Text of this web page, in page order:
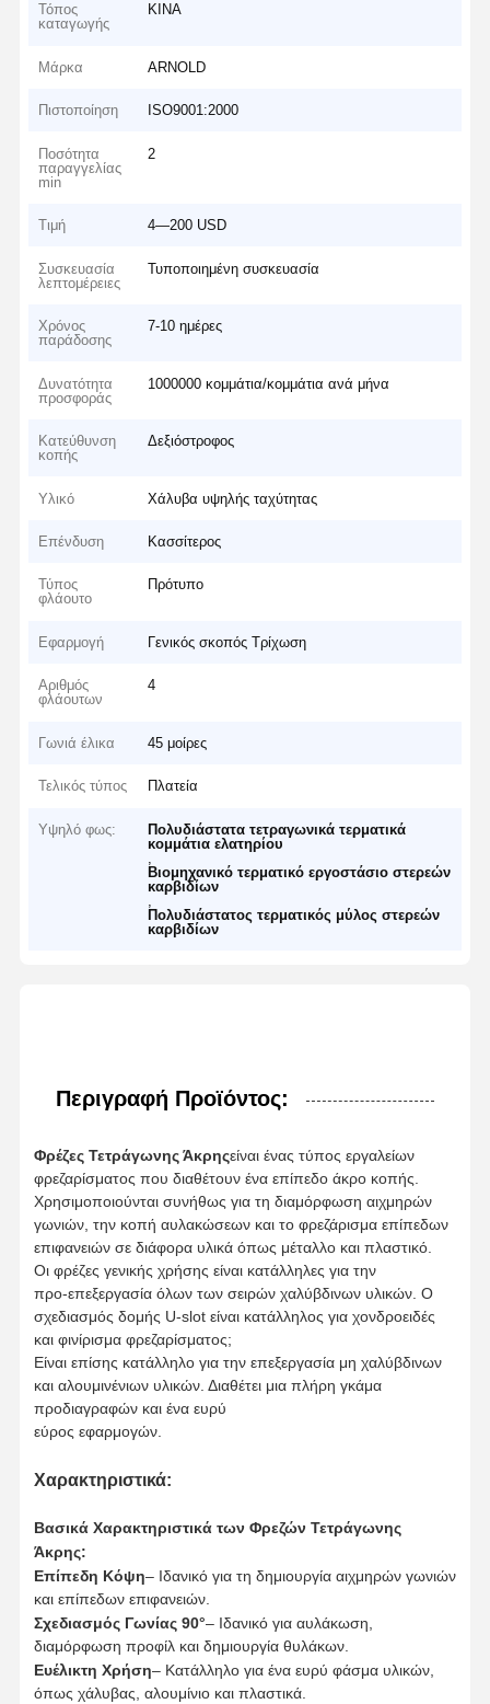
Αρχική
Σελίδα
Προϊόντα
Σχετικά Με
Στο
Τόπος
καταγωγής
ΚΙΝΑ
Μάρκα ARNOLD
Πιστοποίηση ISO9001:2000
Ποσότητα
παραγγελίας
min
2
Τιμή 4—200 USD
Συσκευασία
λεπτομέρειες
Τυποποιημένη συσκευασία
Χρόνος
παράδοσης
7-10 ημέρες
Δυνατότητα
προσφοράς
1000000 κομμάτια/κομμάτια ανά μήνα
Κατεύθυνση
κοπής
Δεξιόστροφος
Υλικό Χάλυβα υψηλής ταχύτητας
Επένδυση Κασσίτερος
Τύπος
φλάουτο
Πρότυπο
Εφαρμογή Γενικός σκοπός Τρίχωση
Αριθμός
φλάουτων
4
Γωνιά έλικα 45 μοίρες
Τελικός τύπος Πλατεία
Υψηλό φως:
Πολυδιάστατα τετραγωνικά τερματικά
κομμάτια ελατηρίου
Βιομηχανικό τερματικό εργοστάσιο στερεών
καρβιδίων
Πολυδιάστατος τερματικός μύλος στερεών
καρβιδίων
Περιγραφή Προϊόντος:
Φρέζες Τετράγωνης Άκρηςείναι ένας τύπος εργαλείων
φρεζαρίσματος που διαθέτουν ένα επίπεδο άκρο κοπής.
Χρησιμοποιούνται συνήθως για τη διαμόρφωση αιχμηρών
γωνιών, την κοπή αυλακώσεων και το φρεζάρισμα επίπεδων
επιφανειών σε διάφορα υλικά όπως μέταλλο και πλαστικό.
Οι φρέζες γενικής χρήσης είναι κατάλληλες για την
προ-επεξεργασία όλων των σειρών χαλύβδινων υλικών. Ο
σχεδιασμός δομής U-slot είναι κατάλληλος για χονδροειδές
και φινίρισμα φρεζαρίσματος;
Είναι επίσης κατάλληλο για την επεξεργασία μη χαλύβδινων
και αλουμινένιων υλικών. Διαθέτει μια πλήρη γκάμα
προδιαγραφών και ένα ευρύ
εύρος εφαρμογών.
Χαρακτηριστικά:
Βασικά Χαρακτηριστικά των Φρεζών Τετράγωνης
Άκρης:
Επίπεδη Κόψη– Ιδανικό για τη δημιουργία αιχμηρών γωνιών
και επίπεδων επιφανειών.
Σχεδιασμός Γωνίας 90°– Ιδανικό για αυλάκωση,
διαμόρφωση προφίλ και δημιουργία θυλάκων.
Ευέλικτη Χρήση– Κατάλληλο για ένα ευρύ φάσμα υλικών,
όπως χάλυβας, αλουμίνιο και πλαστικά.